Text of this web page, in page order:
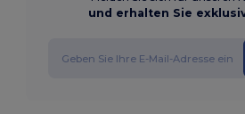
und erhalten Sie